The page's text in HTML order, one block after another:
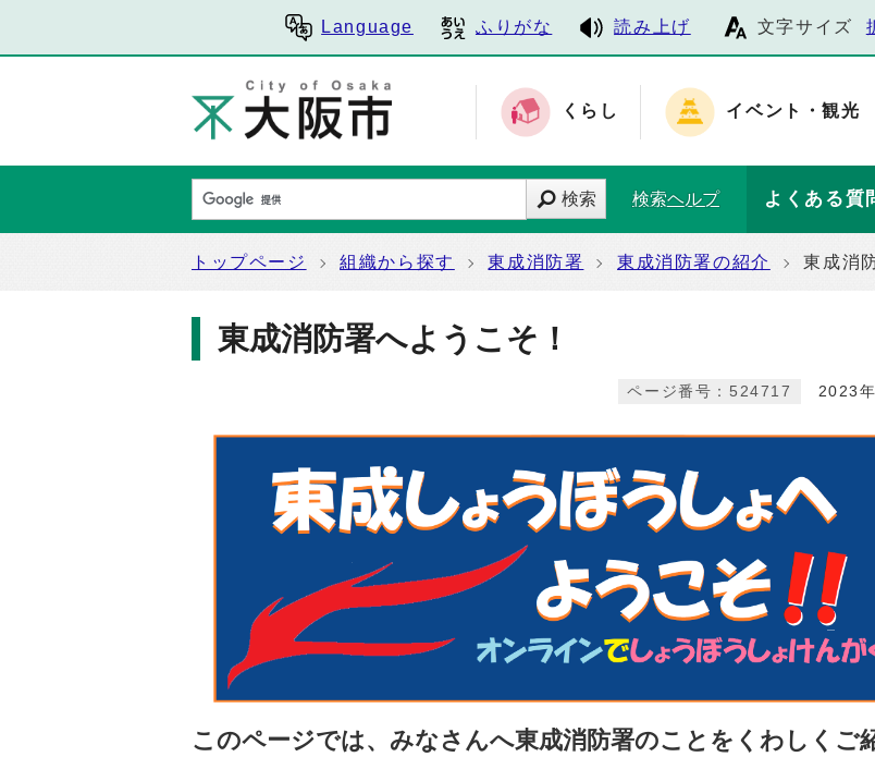
Language ふりがな 読み上げ 文字サイズ
くらし イベント・観光
検索 検索ヘルプ よくある質
トップページ 組織から探す 東成消防署 東成消防署の紹介 東成消
東成消防署へようこそ！
2023
ページ番号：524717
このページでは、みなさんへ東成消防署のことをくわしくご